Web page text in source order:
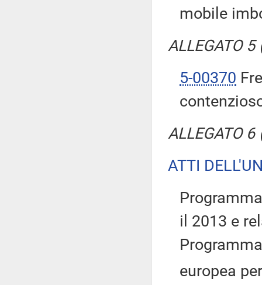
mobile
ALLEGATO
5-00370
ALLEGATO
ATTI
il 2013 e
europea